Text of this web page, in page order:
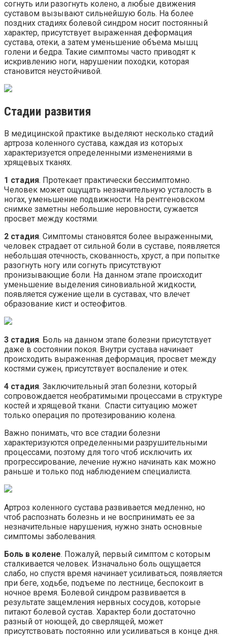
согнуть или разогнуть колено, а любые движения
суставом вызывают сильнейшую боль. На более
поздних стадиях болевой синдром носит постоянный
характер, присутствует выраженная деформация
сустава, отеки, а затем уменьшение объема мышц
голени и бедра. Такие симптомы часто приводят к
искривлению ноги, нарушении походки, которая
становится неустойчивой.
Стадии развития
В медицинской практике выделяют несколько стадий
артроза коленного сустава, каждая из которых
характеризуется определенными изменениями в
хрящевых тканях.
1 стадия. Протекает практически бессимптомно.
Человек может ощущать незначительную усталость в
ногах, уменьшение подвижности. На рентгеновском
снимке заметны небольшие неровности, сужается
просвет между костями.
2 стадия. Симптомы становятся более выраженными,
человек страдает от сильной боли в суставе, появляется
небольшая отечность, скованность, хруст, а при попытке
разогнуть ногу или согнуть присутствуют
пронизывающие боли. На данном этапе происходит
уменьшение выделения синовиальной жидкости,
появляется сужение щели в суставах, что влечет
образование кист и остеофитов.
3 стадия. Боль на данном этапе болезни присутствует
даже в состоянии покоя. Внутри сустава начинает
происходить выраженная деформация, просвет между
костями сужен, присутствует воспаление и отек.
4 стадия. Заключительный этап болезни, который
сопровождается необратимыми процессами в структуре
костей и хрящевой ткани. Спасти ситуацию может
только операция по протезированию колена.
Важно понимать, что все стадии болезни
характеризуются определенными разрушительными
процессами, поэтому для того чтоб исключить их
прогрессирование, лечение нужно начинать как можно
раньше и только под наблюдением специалиста.
Артроз коленного сустава развивается медленно, но
чтоб распознать болезнь и не воспринимать ее за
незначительные нарушения, нужно знать основные
симптомы заболевания.
Боль в колене. Пожалуй, первый симптом с которым
сталкивается человек. Изначально боль ощущается
слабо, но спустя время начинает усиливаться, появляется
при беге, ходьбе, подъеме по лестнице, беспокоит в
ночное время. Болевой синдром развивается в
результате защемления нервных сосудов, которые
питают болевой сустав. Характер боли достаточно
разный от ноющей, до сверлящей, может
присутствовать постоянно или усиливаться в конце дня.